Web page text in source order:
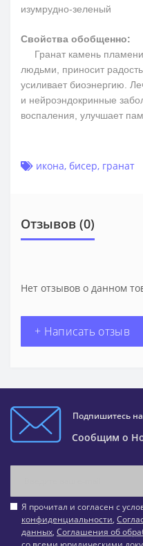
изумрудно-зеленый
Свойства обобщенно:
Гранат камень пламени
людьми, приносит
усиливает биоэнергию.
и нейроэндокринные
воспаления, улучшает
икона, бисер, гранат
Отзывов (0)
Нет отзывов о данном
+ Написать отзыв
Подпишитесь
Сообщим о
Я прочитал и согласен с
конфиденциальности,
данных, Соглашения об